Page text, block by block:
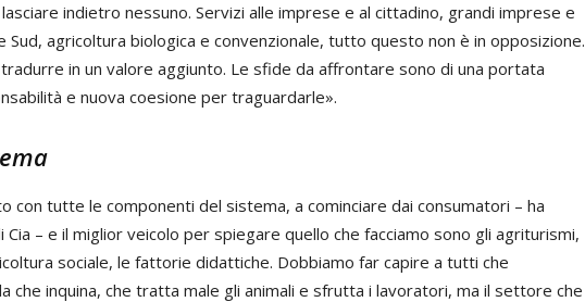
indietro nessuno. Servizi alle imprese e al cittadino, grandi imprese e
Sud, agricoltura biologica e convenzionale, tutto questo non è in opposizione.
in un valore aggiunto. Le sfide da affrontare sono di una portata
e nuova coesione per traguardarle».
con tutte le componenti del sistema, a cominciare dai consumatori – ha
Cia – e il miglior veicolo per spiegare quello che facciamo sono gli agriturismi,
sociale, le fattorie didattiche. Dobbiamo far capire a tutti che
che inquina, che tratta male gli animali e sfrutta i lavoratori, ma il settore che